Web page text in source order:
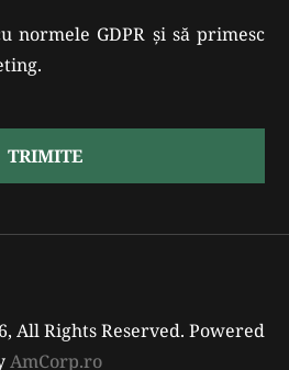
normele GDPR și să primesc
TRIMITE
All Rights Reserved. Powered
AmCorp.ro